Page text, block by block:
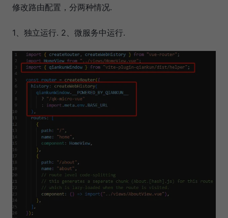
修改路由配置，分两种情况.
1、独立运行. 2、微服务中运行.